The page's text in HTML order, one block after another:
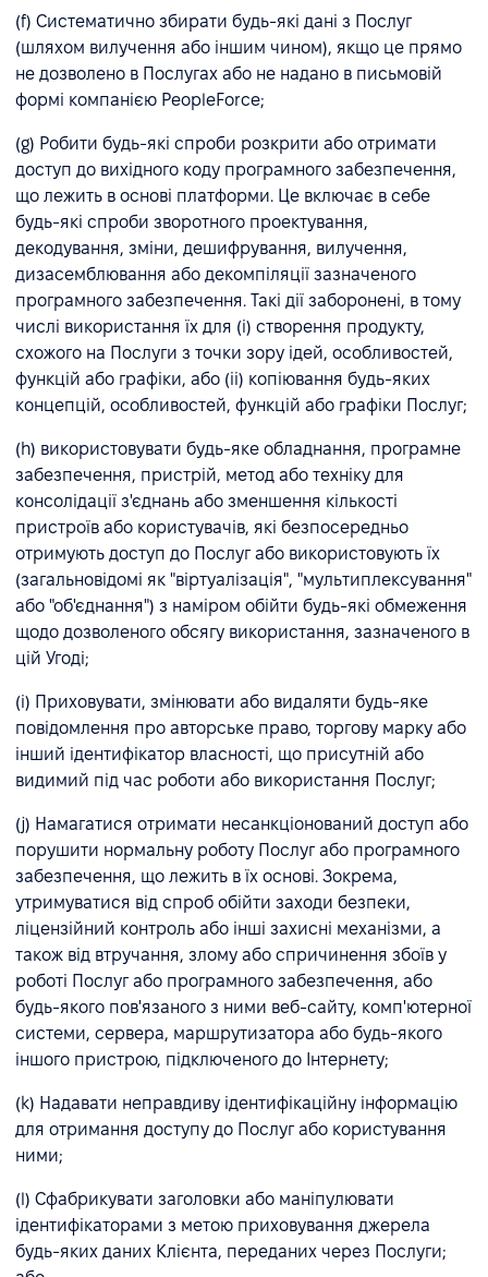
(f) Систематично збирати будь-які дані з Послуг
(шляхом вилучення або іншим чином), якщо це прямо
не дозволено в Послугах або не надано в письмовій
формі компанією PeopleForce;
(g) Робити будь-які спроби розкрити або отримати
доступ до вихідного коду програмного забезпечення,
що лежить в основі платформи. Це включає в себе
будь-які спроби зворотного проектування,
декодування, зміни, дешифрування, вилучення,
дизасемблювання або декомпіляції зазначеного
програмного забезпечення. Такі дії заборонені, в тому
числі використання їх для (i) створення продукту,
схожого на Послуги з точки зору ідей, особливостей,
функцій або графіки, або (ii) копіювання будь-яких
концепцій, особливостей, функцій або графіки Послуг;
(h) використовувати будь-яке обладнання, програмне
забезпечення, пристрій, метод або техніку для
консолідації з'єднань або зменшення кількості
пристроїв або користувачів, які безпосередньо
отримують доступ до Послуг або використовують їх
(загальновідомі як "віртуалізація", "мультиплексування"
або "об'єднання") з наміром обійти будь-які обмеження
щодо дозволеного обсягу використання, зазначеного в
цій Угоді;
(i) Приховувати, змінювати або видаляти будь-яке
повідомлення про авторське право, торгову марку або
інший ідентифікатор власності, що присутній або
видимий під час роботи або використання Послуг;
(j) Намагатися отримати несанкціонований доступ або
порушити нормальну роботу Послуг або програмного
забезпечення, що лежить в їх основі. Зокрема,
утримуватися від спроб обійти заходи безпеки,
ліцензійний контроль або інші захисні механізми, а
також від втручання, злому або спричинення збоїв у
роботі Послуг або програмного забезпечення, або
будь-якого пов'язаного з ними веб-сайту, комп'ютерної
системи, сервера, маршрутизатора або будь-якого
іншого пристрою, підключеного до Інтернету;
(k) Надавати неправдиву ідентифікаційну інформацію
для отримання доступу до Послуг або користування
ними;
(l) Сфабрикувати заголовки або маніпулювати
ідентифікаторами з метою приховування джерела
будь-яких даних Клієнта, переданих через Послуги;